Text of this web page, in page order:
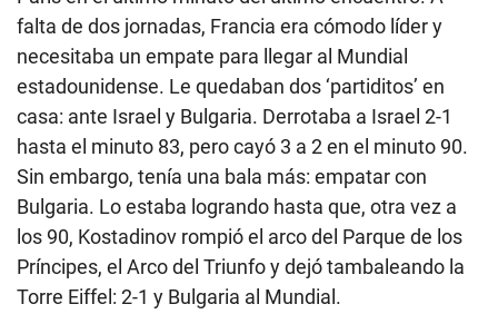
falta de dos jornadas, Francia era cómodo líder y
necesitaba un empate para llegar al Mundial
estadounidense. Le quedaban dos ‘partiditos’ en
casa: ante Israel y Bulgaria. Derrotaba a Israel 2-1
hasta el minuto 83, pero cayó 3 a 2 en el minuto 90.
Sin embargo, tenía una bala más: empatar con
Bulgaria. Lo estaba logrando hasta que, otra vez a
los 90, Kostadinov rompió el arco del Parque de los
Príncipes, el Arco del Triunfo y dejó tambaleando la
Torre Eiffel: 2-1 y Bulgaria al Mundial.